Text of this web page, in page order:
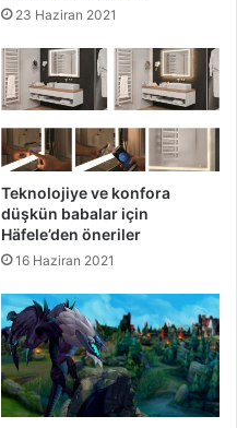
23 Haziran 2021
Teknolojiye ve konfora
düşkün babalar için
Häfele’den öneriler
16 Haziran 2021